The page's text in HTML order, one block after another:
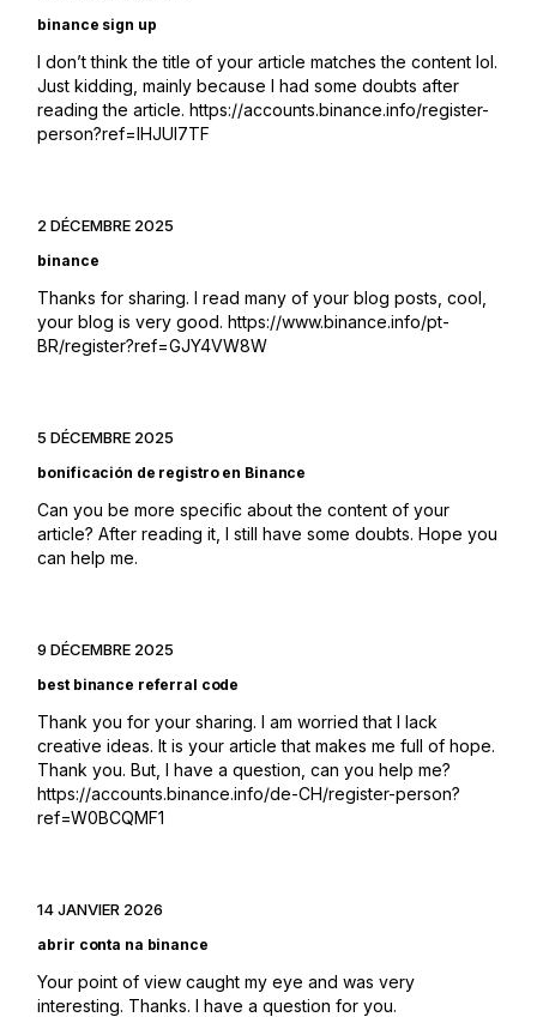
binance sign up
I don’t think the title of your article matches the content lol.
Just kidding, mainly because I had some doubts after
reading the article.https://accounts.binance.info/register-
person?ref=IHJUI7TF
2 DÉCEMBRE 2025
binance
Thanks for sharing. I read many of your blog posts, cool,
your blog is very good.https://www.binance.info/pt-
BR/register?ref=GJY4VW8W
5 DÉCEMBRE 2025
bonificación de registro en Binance
Can you be more specific about the content of your
article? After reading it, I still have some doubts. Hope you
can help me.
9 DÉCEMBRE 2025
best binance referral code
Thank you for your sharing. I am worried that I lack
creative ideas. It is your article that makes me full of hope.
Thank you. But, I have a question, can you help me?
https://accounts.binance.info/de-CH/register-person?
ref=W0BCQMF1
14 JANVIER 2026
abrir conta na binance
Your point of view caught my eye and was very
interesting. Thanks. I have a question for you.